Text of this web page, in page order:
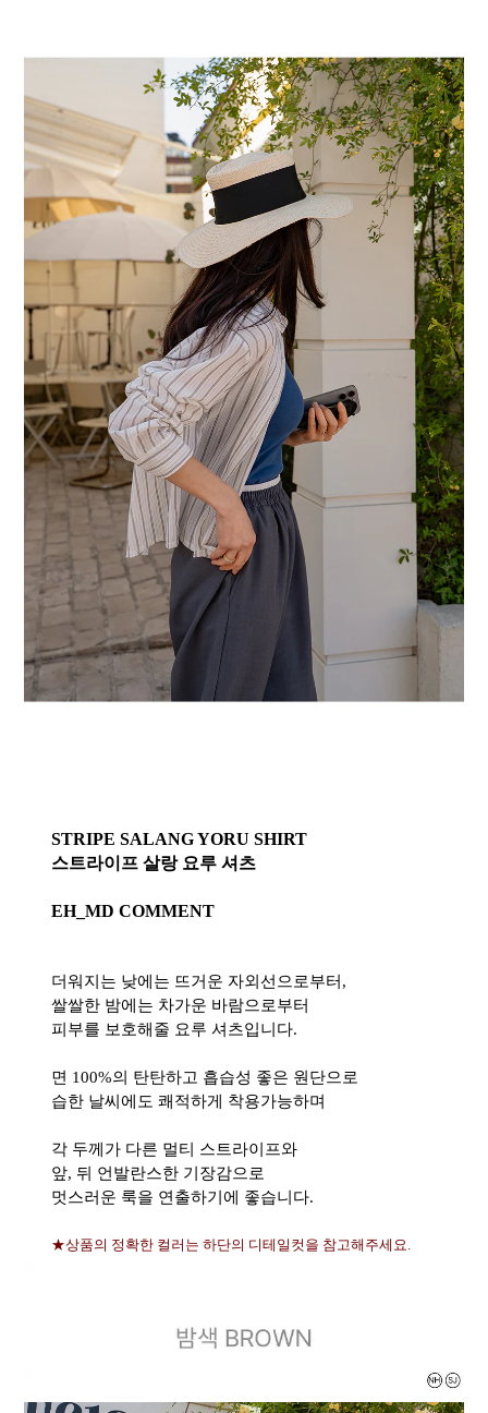
STRIPE SALANG YORU SHIRT
스트라이프 살랑 요루 셔츠
EH_MD COMMENT
더워지는 낮에는 뜨거운 자외선으로부터,
쌀쌀한 밤에는 차가운 바람으로부터
피부를 보호해줄 요루 셔츠입니다.
면 100%의 탄탄하고 흡습성 좋은 원단으로
습한 날씨에도 쾌적하게 착용가능하며
각 두께가 다른 멀티 스트라이프와
앞, 뒤 언발란스한 기장감으로
멋스러운 룩을 연출하기에 좋습니다.
★상품의 정확한 컬러는 하단의 디테일컷을 참고해주세요.